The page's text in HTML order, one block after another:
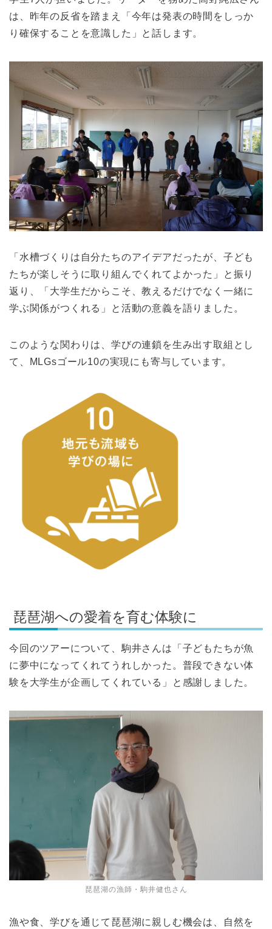
は、昨年の反省を踏まえ「今年は発表の時間をしっか
り確保することを意識した」と話します。
「水槽づくりは自分たちのアイデアだったが、子ども
たちが楽しそうに取り組んでくれてよかった」と振り
返り、「大学生だからこそ、教えるだけでなく一緒に
学ぶ関係がつくれる」と活動の意義を語りました。
このような関わりは、学びの連鎖を生み出す取組とし
て、MLGsゴール10の実現にも寄与しています。
琵琶湖への愛着を育む体験に
今回のツアーについて、駒井さんは「子どもたちが魚
に夢中になってくれてうれしかった。普段できない体
験を大学生が企画してくれている」と感謝しました。
琵琶湖の漁師・駒井健也さん
漁や食、学びを通じて琵琶湖に親しむ機会は、自然を